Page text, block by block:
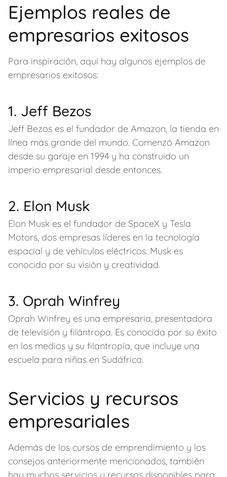
Ejemplos reales de
empresarios exitosos
Para inspiración, aquí hay algunos ejemplos de
empresarios exitosos:
1. Jeff Bezos
Jeff Bezos es el fundador de Amazon, la tienda en
línea más grande del mundo. Comenzó Amazon
desde su garaje en 1994 y ha construido un
imperio empresarial desde entonces.
2. Elon Musk
Elon Musk es el fundador de SpaceX y Tesla
Motors, dos empresas líderes en la tecnología
espacial y de vehículos eléctricos. Musk es
conocido por su visión y creatividad.
3. Oprah Winfrey
Oprah Winfrey es una empresaria, presentadora
de televisión y filántropa. Es conocida por su éxito
en los medios y su filantropía, que incluye una
escuela para niñas en Sudáfrica.
Servicios y recursos
empresariales
Además de los cursos de emprendimiento y los
consejos anteriormente mencionados, también